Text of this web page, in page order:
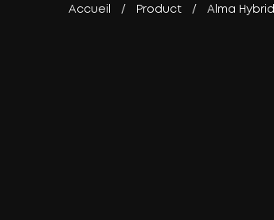
Accueil / Product / Alma Hybrid